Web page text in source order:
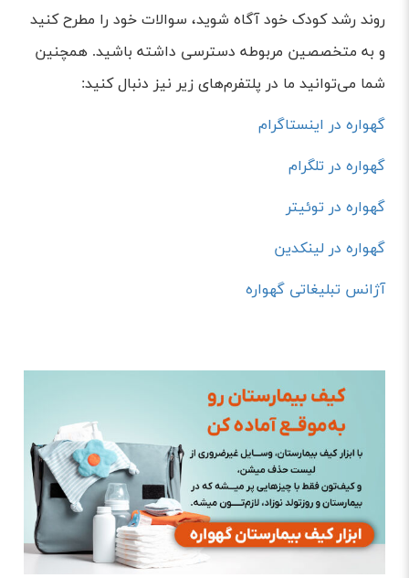
روند رشد کودک خود آگاه شوید، سوالات خود را مطرح کنید
و به متخصصین مربوطه دسترسی داشته باشید. همچنین
شما می‌توانید ما در پلتفرم‌های زیر نیز دنبال کنید:
گهواره در اینستاگرام
گهواره در تلگرام
گهواره در توئیتر
گهواره در لینکدین
آژانس تبلیغاتی گهواره